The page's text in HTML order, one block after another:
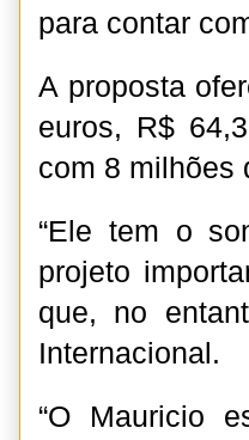
para contar
A proposta
euros, R$
com 8 milhões
“Ele tem o
projeto
que, no
Internacional.
“O Mauricio